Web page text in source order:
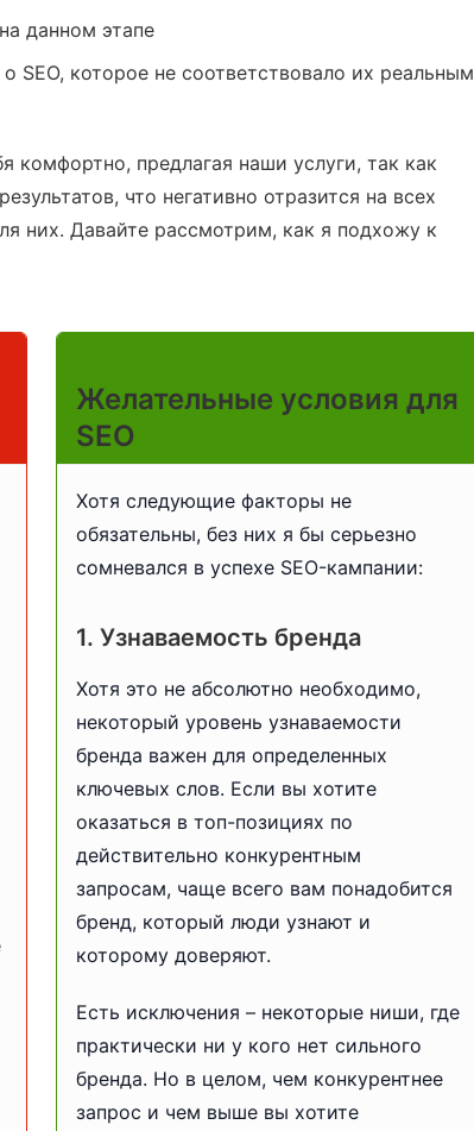
данном этапе
SEO, которое не соответствовало их реальным
комфортно, предлагая наши услуги, так как
что негативно отразится на всех
них. Давайте рассмотрим, как я подхожу к
Желательные условия для
SEO
Хотя следующие факторы не
обязательны, без них я бы серьезно
сомневался в успехе SEO-кампании:
1. Узнаваемость бренда
Хотя это не абсолютно необходимо,
некоторый уровень узнаваемости
бренда важен для определенных
ключевых слов. Если вы хотите
оказаться в топ-позициях по
действительно конкурентным
запросам, чаще всего вам понадобится
бренд, который люди узнают и
которому доверяют.
Есть исключения – некоторые ниши, где
практически ни у кого нет сильного
бренда. Но в целом, чем конкурентнее
запрос и чем выше вы хотите